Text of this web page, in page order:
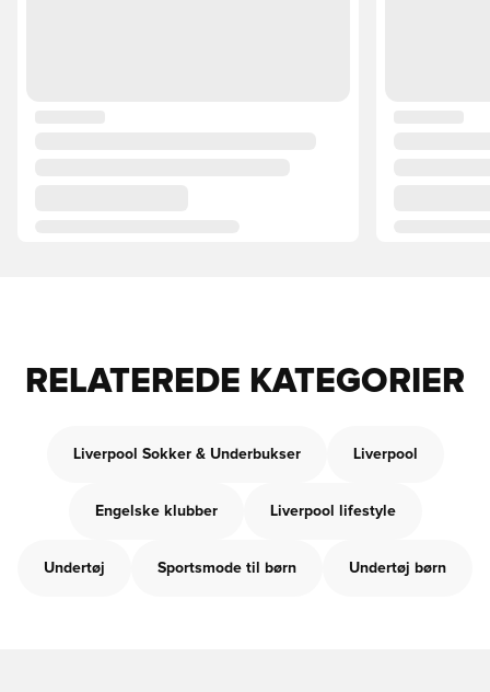
RELATEREDE KATEGORIER
Liverpool Sokker & Underbukser Liverpool
Engelske klubber Liverpool lifestyle
Undertøj Sportsmode til børn Undertøj børn